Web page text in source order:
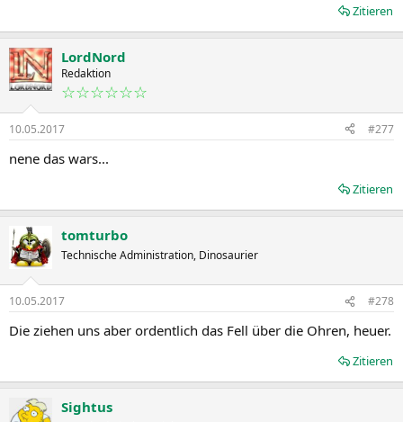
Zitieren
LordNord
Redaktion
☆☆☆☆☆☆
10.05.2017 #277
nene das wars...
Zitieren
tomturbo
Technische Administration, Dinosaurier
10.05.2017 #278
Die ziehen uns aber ordentlich das Fell über die Ohren, heuer.
Zitieren
Sightus